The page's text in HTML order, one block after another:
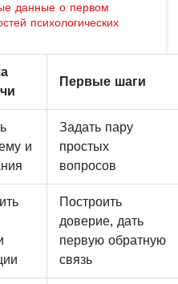
данные о первом
психологических
Первые шаги
и
Задать пару
простых
вопросов
Построить
доверие, дать
первую обратную
связь